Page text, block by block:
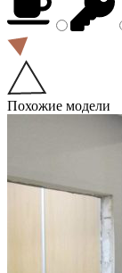
Похожие модели